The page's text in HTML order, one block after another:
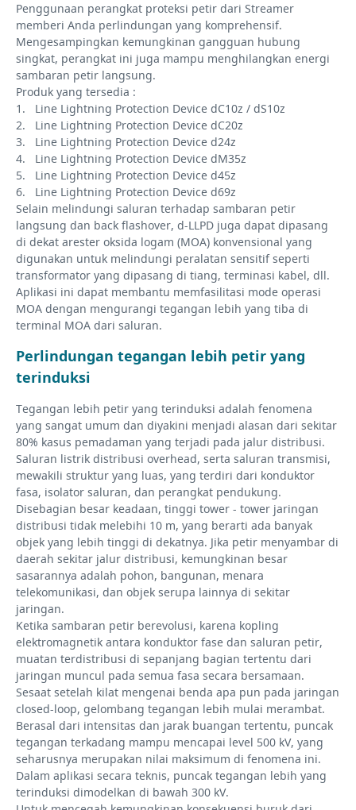
Penggunaan perangkat proteksi petir dari Streamer
memberi Anda perlindungan yang komprehensif.
Mengesampingkan kemungkinan gangguan hubung
singkat, perangkat ini juga mampu menghilangkan energi
sambaran petir langsung.
Produk yang tersedia :
1. Line Lightning Protection Device dC10z / dS10z
2. Line Lightning Protection Device dC20z
3. Line Lightning Protection Device d24z
4. Line Lightning Protection Device dM35z
5. Line Lightning Protection Device d45z
6. Line Lightning Protection Device d69z
Selain melindungi saluran terhadap sambaran petir
langsung dan back flashover, d-LLPD juga dapat dipasang
di dekat arester oksida logam (MOA) konvensional yang
digunakan untuk melindungi peralatan sensitif seperti
transformator yang dipasang di tiang, terminasi kabel, dll.
Aplikasi ini dapat membantu memfasilitasi mode operasi
MOA dengan mengurangi tegangan lebih yang tiba di
terminal MOA dari saluran.
Perlindungan tegangan lebih petir yang
terinduksi
Tegangan lebih petir yang terinduksi adalah fenomena
yang sangat umum dan diyakini menjadi alasan dari sekitar
80% kasus pemadaman yang terjadi pada jalur distribusi.
Saluran listrik distribusi overhead, serta saluran transmisi,
mewakili struktur yang luas, yang terdiri dari konduktor
fasa, isolator saluran, dan perangkat pendukung.
Disebagian besar keadaan, tinggi tower - tower jaringan
distribusi tidak melebihi 10 m, yang berarti ada banyak
objek yang lebih tinggi di dekatnya. Jika petir menyambar di
daerah sekitar jalur distribusi, kemungkinan besar
sasarannya adalah pohon, bangunan, menara
telekomunikasi, dan objek serupa lainnya di sekitar
jaringan.
Ketika sambaran petir berevolusi, karena kopling
elektromagnetik antara konduktor fase dan saluran petir,
muatan terdistribusi di sepanjang bagian tertentu dari
jaringan muncul pada semua fasa secara bersamaan.
Sesaat setelah kilat mengenai benda apa pun pada jaringan
closed-loop, gelombang tegangan lebih mulai merambat.
Berasal dari intensitas dan jarak buangan tertentu, puncak
tegangan terkadang mampu mencapai level 500 kV, yang
seharusnya merupakan nilai maksimum di fenomena ini.
Dalam aplikasi secara teknis, puncak tegangan lebih yang
terinduksi dimodelkan di bawah 300 kV.